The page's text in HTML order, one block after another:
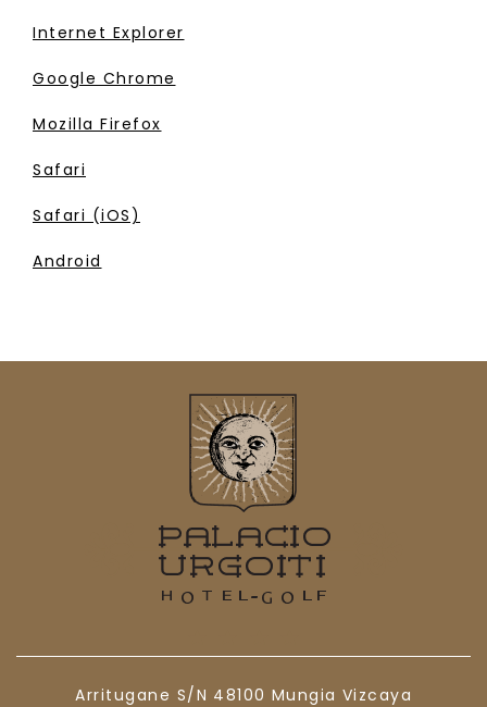
Internet Explorer
Google Chrome
Mozilla Firefox
Safari
Safari (iOS)
Android
Arritugane S/N 48100 Mungia Vizcaya